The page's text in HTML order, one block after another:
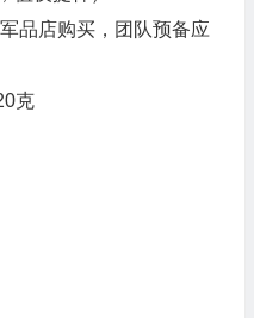
品店购买，团队预备应
克